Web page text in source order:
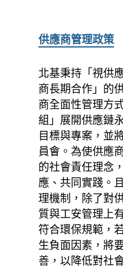
供應商管理政策
北基秉持「視供
商長期合作」的
商全面性管理方
組」展開供應鏈
目標與專案，並
員會。為使供應
的社會責任理念
應、共同實踐。
理機制，除了對
質與工安管理上
符合環保規範，
生負面因素，將
善，以降低對社